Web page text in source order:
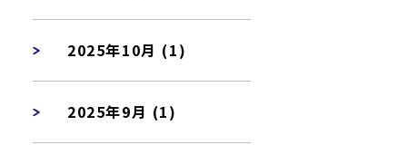
2025年10月 (1)
2025年9月 (1)